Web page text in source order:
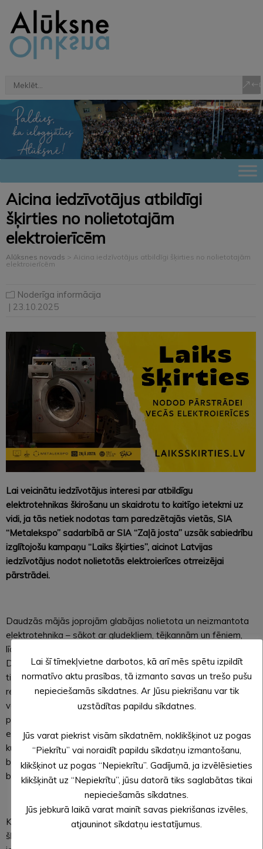
Aicina iedzīvotājus atbildīgi
šķirties no nolietotajām
elektroierīcēm
Alūksnes novads > Aicina iedzīvotājus atbildīgi šķirties no nolietotajām
elektroierīcēm
Noderīga informācija
| 23.10.2025
Lai veicinātu iedzīvotājus interesi par atbildīgu
elektrotehnikas škirošanu un skaidrotu to kaitīgo ietekmi uz
vidi, ja tās netiek nodotas tam paredzētajās vietās, SIA
“Metalekspo” sadarbībā ar SIA “Zaļā josta” uzsāk sabiedrību
izglītojošu kampaņu “Laiks šķirties”, aicinot Latvijas
iedzīvotājus nodot nolietotās elektroierīces otrreizējai
pārstrādei.
Daudzās mājās joprojām glabājas nolietota un neizmantota
elektrotehnika – sākot ar gludekļiem, tējkannām un fēniem,
līdz pat ledusskapjiem, televizoriem un veļasmašīnām.
Diemžēl daļa no šiem priekšmetiem nekad nenonāk tur, kur
tiem būtu jānonāk, un zaudē iespēju kļūt par vērtīgiem
resursiem otrreizējai pārstrādei. Arī sadarbībā ar SKDS
veiktā aptauja atklāj, ka katrs ceturtais Latvijas iedzīvotājs
pēdējo divu gadu laikā nav nodevis nevienu elektrisko vai
elektronisko iekārtu, bet 28% atzīst, ka viņi vienkārši nezina,
kur to izdarīt. Tajā pašā laikā 80% iedzīvotāju būtu gatavi
biežāk nodot nolietotās elektroierīces, ja viņu māju tuvumā
būtu pieejami savākšanas punkti vai speciāli konteineri.
Kampaņas ietvaros tiek uzsvērta pareizas elektroierīču
šķirošanas nozīme, skaidrota neatbilstošas rīcības negatīvā
Lai šī tīmekļvietne darbotos, kā arī mēs spētu izpildīt
normatīvo aktu prasības, tā izmanto savas un trešo pušu
nepieciešamās sīkdatnes. Ar Jūsu piekrišanu var tik
uzstādītas papildu sīkdatnes.
Jūs varat piekrist visām sīkdatnēm, noklikšķinot uz pogas
“Piekrītu” vai noraidīt papildu sīkdatņu izmantošanu,
klikšķinot uz pogas “Nepiekrītu”. Gadījumā, ja izvēlēsieties
klikšķināt uz “Nepiekrītu”, jūsu datorā tiks saglabātas tikai
nepieciešamās sīkdatnes.
Jūs jebkurā laikā varat mainīt savas piekrišanas izvēles,
atjauninot sīkdatņu iestatījumus.